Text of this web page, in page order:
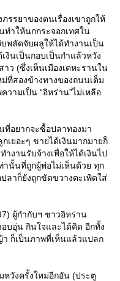
รรยาของตนเรื่องเขาถูกให้
ทำให้นกกระจอกเทศใน
พลัดจับผลูให้ได้ทำงานเป็น
งินเป็นกอบเป็นกำแล้วหวัง
ว (ซึ่งเห็นเมืองเตหะรานใน
ที่สองข้างทางของถนนเต็ม
วามเป็น “อิหร่าน”ไม่เหลือ
ที่อยากจะซื้อปลาทองมา
เยอะๆ ขายได้เงินมากมายก็
ำงานรับจ้างเพื่อให้ได้เงินไป
านั้นที่ถูกผู้พ่อไม่เห็นด้วย ทุก
ลาก็ยังถูกขัดขวางตะเพิดใส่
ผู้กำกับฯ ชาวอิหร่าน
บอุ่น กินใจและได้คิด อีกทั้ง
ก็เป็นภาพที่เห็นแล้วแปลก
วังครั้งใหม่อีกอัน (ประตู